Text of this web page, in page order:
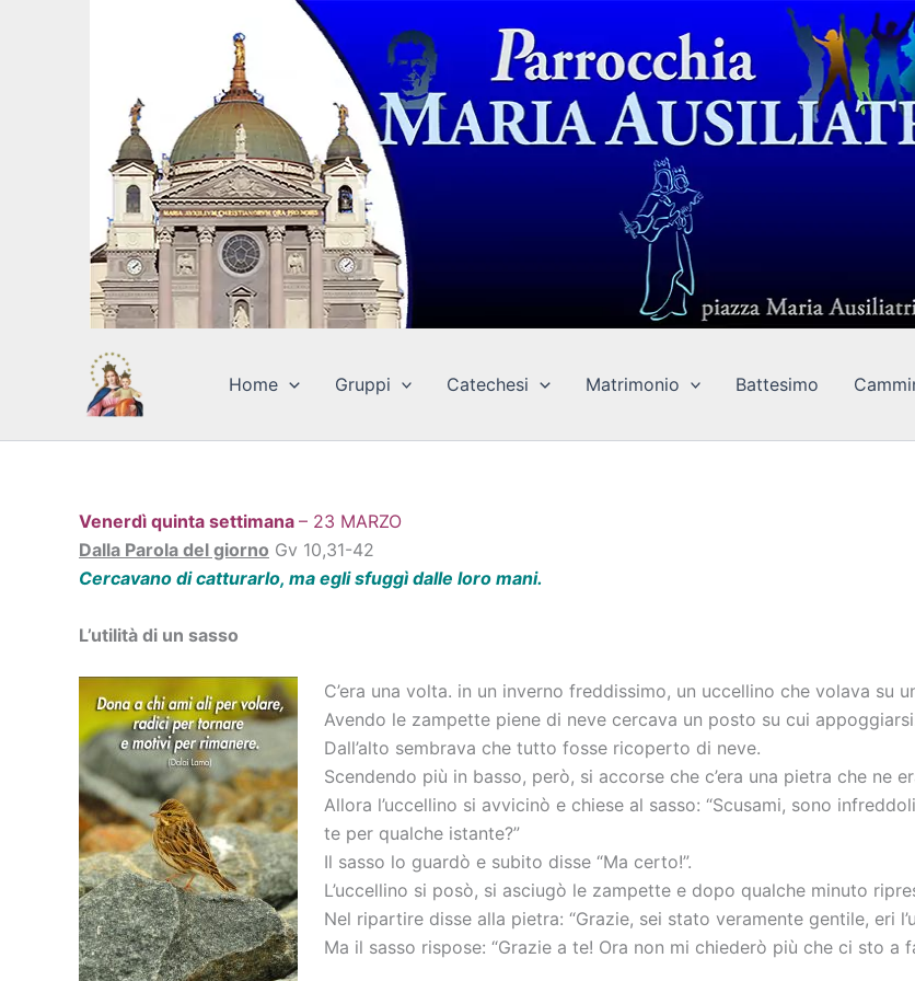
Home Gruppi Catechesi Matrimonio Battesimo
Venerdì quinta settimana – 23 MARZO
Dalla Parola del giorno Gv 10,31-42
Cercavano di catturarlo, ma egli sfuggì dalle loro mani.
L’utilità di un sasso
C’era una volta. in un inverno freddissimo, un uccellino che volava su
Avendo le zampette piene di neve cercava un posto su cui
Dall’alto sembrava che tutto fosse ricoperto di neve.
Scendendo più in basso, però, si accorse che c’era una pietra che ne
Allora l’uccellino si avvicinò e chiese al sasso: “Scusami, sono
te per qualche istante?”
Il sasso lo guardò e subito disse “Ma certo!”.
L’uccellino si posò, si asciugò le zampette e dopo qualche minuto
Nel ripartire disse alla pietra: “Grazie, sei stato veramente gentile, eri
Ma il sasso rispose: “Grazie a te! Ora non mi chiederò più che ci sto a